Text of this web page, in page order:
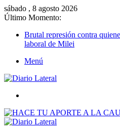
sábado , 8 agosto 2026
Último Momento:
Brutal represión contra
laboral de Milei
Menú